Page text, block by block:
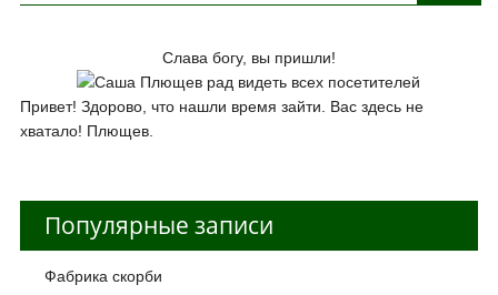
Слава богу, вы пришли!
Привет! Здорово, что нашли время зайти. Вас здесь не
хватало! Плющев.
Популярные записи
Фабрика скорби